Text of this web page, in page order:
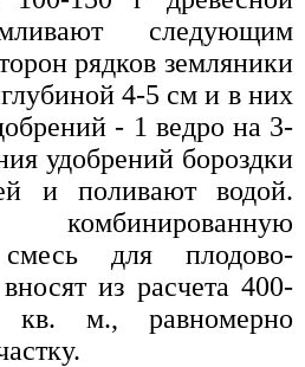
следующим
рядков земляники
4-5 см и в них
- 1 ведро на 3-
удобрений бороздки
и поливают водой.
смесь для плодово-
из расчета 400-
м., равномерно